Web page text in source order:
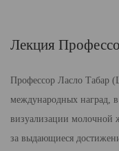
Лекция
Профессор Ласло Табар
международных наград,
визуализации молочной
за выдающиеся